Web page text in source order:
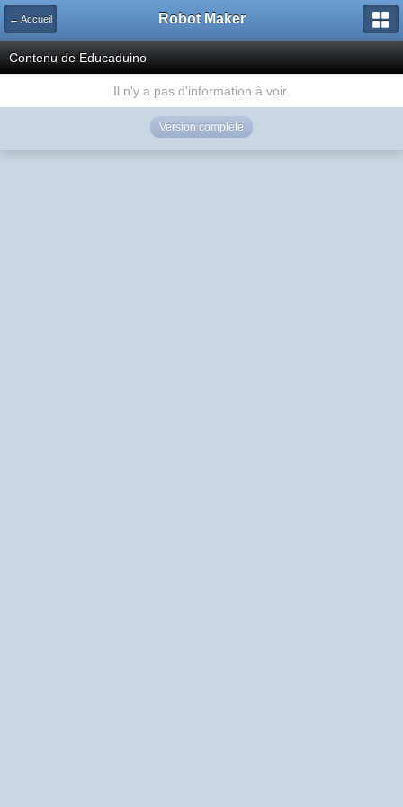
← Accueil Robot Maker
Contenu de Educaduino
Il n'y a pas d'information à voir.
Version complète